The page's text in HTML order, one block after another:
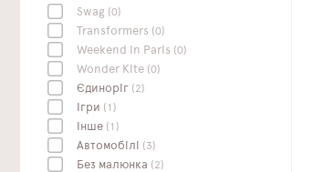
Swag (0)
Transformers (0)
Weekend In Paris (0)
Wonder Kite (0)
Єдиноріг (2)
Ігри (1)
Інше (1)
Автомобілі (3)
Без малюнка (2)